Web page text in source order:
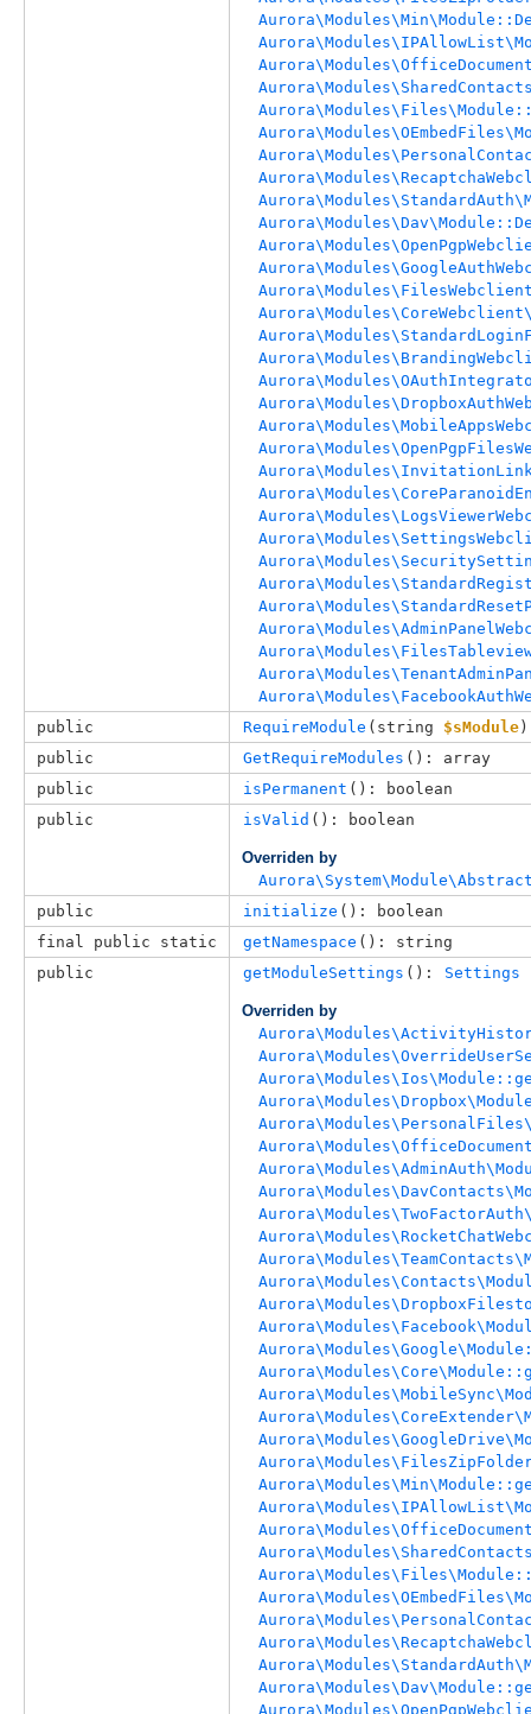
public
RequireModule ( string $sModule)
public
GetRequireModules (): array
public
isPermanent (): boolean
public
isValid (): boolean
Overriden by
public
initialize (): boolean
final public static
getNamespace (): string
public
getModuleSettings (): Settings
Overriden by